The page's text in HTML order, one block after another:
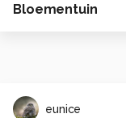
Bloementuin
eunice